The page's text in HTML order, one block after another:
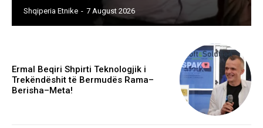
Shqiperia Etnike - 7 August 2026
Ermal Beqiri Shpirti Teknologjik i
Trekëndëshit të Bermudës Rama–
Berisha–Meta!